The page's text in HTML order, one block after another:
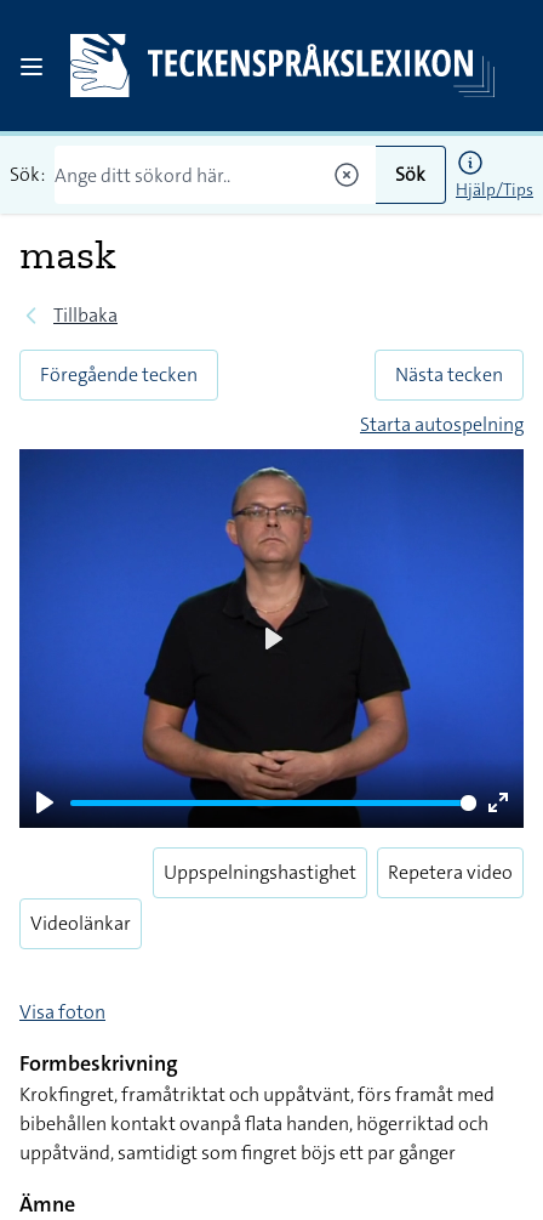
Sök: Sök
Hjälp/Tips
mask
Tillbaka
Föregående tecken
Nästa tecken
Starta autospelning
Play
Enter
Videolänkar
Uppspelningshastighet Repetera video
Visa foton
Formbeskrivning
Krokfingret, framåtriktat och uppåtvänt, förs framåt med
bibehållen kontakt ovanpå flata handen, högerriktad och
uppåtvänd, samtidigt som fingret böjs ett par gånger
Ämne